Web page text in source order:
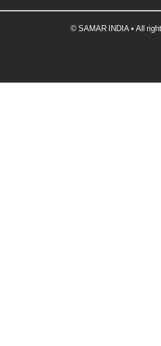
© SAMAR INDIA • All